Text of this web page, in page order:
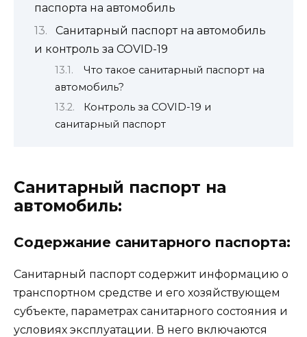
паспорта на автомобиль
Санитарный паспорт на автомобиль
и контроль за COVID-19
Что такое санитарный паспорт на
автомобиль?
Контроль за COVID-19 и
санитарный паспорт
Санитарный паспорт на
автомобиль:
Содержание санитарного паспорта:
Санитарный паспорт содержит информацию о
транспортном средстве и его хозяйствующем
субъекте, параметрах санитарного состояния и
условиях эксплуатации. В него включаются